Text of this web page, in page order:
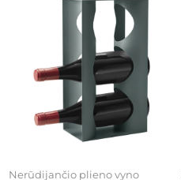
Nerūdijančio plieno vyno